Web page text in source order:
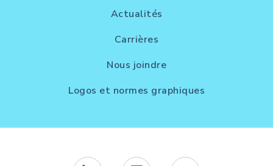
Actualités
Carrières
Nous joindre
Logos et normes graphiques